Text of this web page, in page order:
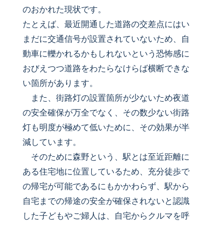
のおかれた現状です。
たとえば、最近開通した道路の交差点にはい
まだに交通信号が設置されていないため、自
動車に轢かれるかもしれないという恐怖感に
おびえつつ道路をわたらなけらば横断できな
い箇所があります。
また、街路灯の設置箇所が少ないため夜道
の安全確保が万全でなく、その数少ない街路
灯も明度が極めて低いために、その効果が半
減しています。
そのために森野という、駅とは至近距離に
ある住宅地に位置しているため、充分徒歩で
の帰宅が可能であるにもかかわらず、駅から
自宅までの帰途の安全が確保されないと認識
した子どもやご婦人は、自宅からクルマを呼